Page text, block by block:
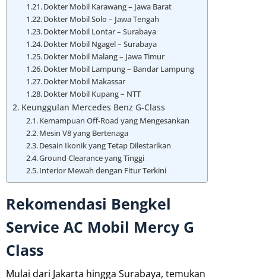
Dokter Mobil Karawang – Jawa Barat
Dokter Mobil Solo – Jawa Tengah
Dokter Mobil Lontar – Surabaya
Dokter Mobil Ngagel – Surabaya
Dokter Mobil Malang – Jawa Timur
Dokter Mobil Lampung – Bandar Lampung
Dokter Mobil Makassar
Dokter Mobil Kupang – NTT
Keunggulan Mercedes Benz G-Class
Kemampuan Off-Road yang Mengesankan
Mesin V8 yang Bertenaga
Desain Ikonik yang Tetap Dilestarikan
Ground Clearance yang Tinggi
Interior Mewah dengan Fitur Terkini
Rekomendasi Bengkel
Service AC Mobil Mercy G
Class
Mulai dari Jakarta hingga Surabaya, temukan